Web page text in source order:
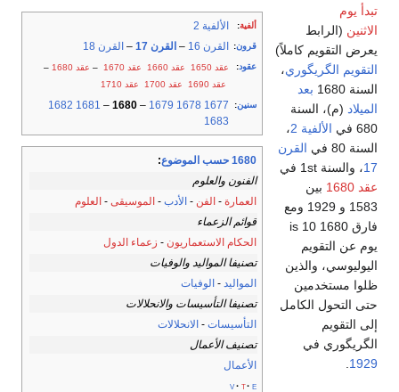
ألفية: الألفية 2
قرون: القرن 16 – القرن 17 – القرن 18
عقود: عقد 1650 عقد 1660 عقد 1670 – عقد 1680
–
عقد 1690
عقد 1700 عقد 1710
سنين:
1677
1678
1679
–
1680
–
1681
1682
1683
1680 حسب الموضوع
:
الفنون والعلوم
العمارة - الفن - الأدب - الموسيقى - العلوم
قوائم الزعماء
الحكام الاستعماريون - زعماء الدول
تصنيفا المواليد والوفيات
المواليد - الوفيات
تصنيفا التأسيسات والانحلالات
التأسيسات - الانحلالات
تصنيف الأعمال
الأعمال
v t e
تبدأ يوم
الاثنين (الرابط
يعرض التقويم كاملاً)
التقويم الگريگوري،
السنة 1680
بعد
الميلاد (م)، السنة
680 في
الألفية 2
،
السنة 80 في
القرن
17، والسنة 1st في
عقد 1680
بين
1583 و 1929 ومع
فارق 1680 is 10
يوم عن التقويم
اليوليوسي، والذين
ظلوا مستخدمين
حتى التحول الكامل
إلى التقويم
الگريگوري في
1929